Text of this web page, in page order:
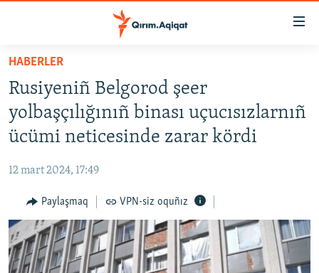
Esas
qaytmaq
Baş
navigatsiyağa
qaytmaq
Qıdıruvğa
SİYASET
İQTİSADİYAT
MEDENİYET
İNSAN AQLARI
VİDEO
SÜRET
HABERLER
Rusiyeniñ Belgorod şeer
yolbaşçılığınıñ binası uçucısızlarnıñ
ücümi neticesinde zarar kördi
12 mart 2024, 17:49
Paylaşmaq VPN-siz oquñız